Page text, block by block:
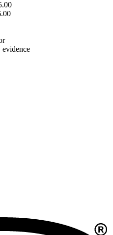
evidence